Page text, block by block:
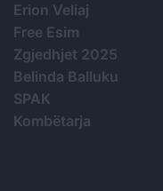
Erion Veliaj
Free Esim
Zgjedhjet 2025
Belinda Balluku
SPAK
Kombëtarja